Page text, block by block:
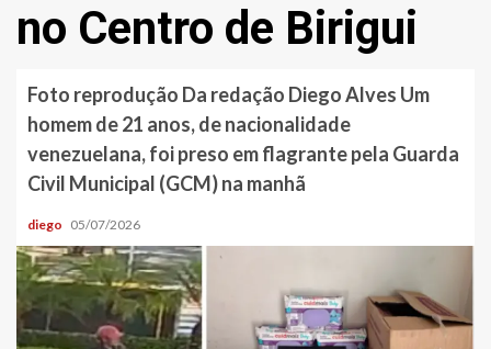
no Centro de Birigui
Foto reprodução Da redação Diego Alves Um
homem de 21 anos, de nacionalidade
venezuelana, foi preso em flagrante pela Guarda
Civil Municipal (GCM) na manhã
diego 05/07/2026